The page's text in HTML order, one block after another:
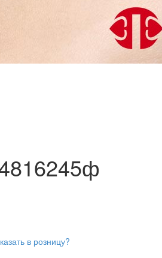
в розницу?